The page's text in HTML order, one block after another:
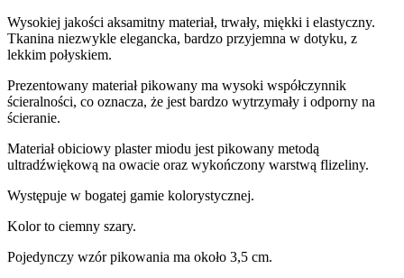
Wysokiej jakości aksamitny materiał, trwały, miękki i elastyczny.
Tkanina niezwykle elegancka, bardzo przyjemna w dotyku, z
lekkim połyskiem.
Prezentowany materiał pikowany ma wysoki współczynnik
ścieralności, co oznacza, że jest bardzo wytrzymały i odporny na
ścieranie.
Materiał obiciowy plaster miodu jest pikowany metodą
ultradźwiękową na owacie oraz wykończony warstwą flizeliny.
Występuje w bogatej gamie kolorystycznej.
Kolor to ciemny szary.
Pojedynczy wzór pikowania ma około 3,5 cm.